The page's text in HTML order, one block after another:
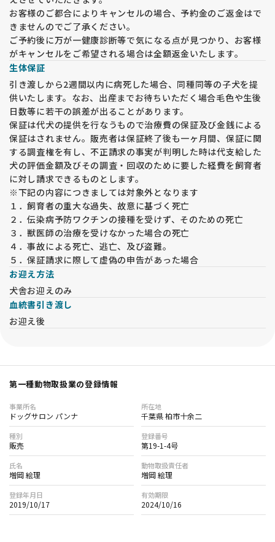
お客様のご都合によりキャンセルの場合、予約金のご返金はで
きませんのでご了承ください。
ご予約後に万が一健康診断等で気になる点が見つかり、お客様
がキャンセルをご希望される場合は全額返金いたします。
生体保証
引き渡しから2週間以内に病死した場合、同種同等の子犬を提
供いたします。なお、出産までお待ちいただく場合毛色や生後
日数等に若干の誤差が出ることがあります。
保証は代犬の提供を行なうもので治療費の保証及び金銭による
保証はされません。販売者は保証終了後も一ヶ月間、保証に関
する調査権を有し、不正請求の事実が判明した時は代支給した
犬の評価金額及びその調査・回収のために要した経費を飼育者
に対し請求できるものとします。
※下記の内容につきましては対象外となります
１．飼育者の重大な過失、故意に基づく死亡
２．伝染病予防ワクチンの接種を受けず、そのための死亡
３．獣医師の治療を受けなかった場合の死亡
４．事故による死亡、逃亡、及び盗難。
５．保証請求に際して虚偽の申告があった場合
お迎え方法
犬舎お迎えのみ
血統書引き渡し
お迎え後
第一種動物取扱業の登録情報
事業所名
ドッグサロン パンナ
所在地
千葉県 柏市十余二
種別
販売
登録番号
第19-1-4号
氏名
増岡 絵理
動物取扱責任者
増岡 絵理
登録年月日
2019/10/17
有効期限
2024/10/16